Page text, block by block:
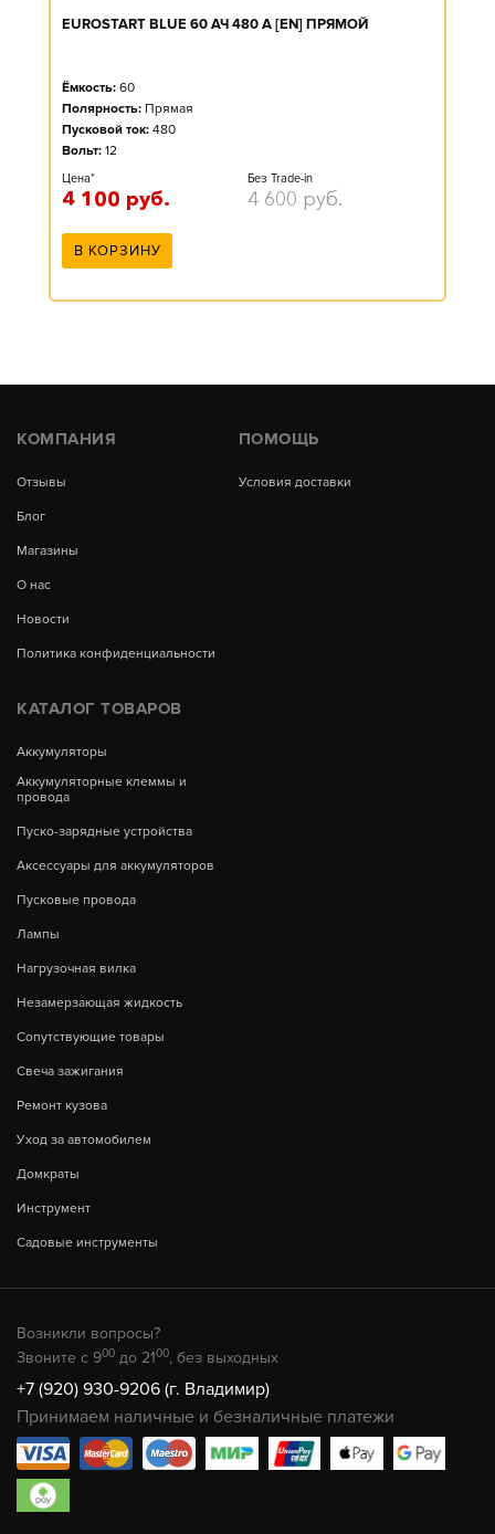
EUROSTART BLUE 60 АЧ 480 А [EN] ПРЯМОЙ
Ёмкость: 60
Полярность: Прямая
Пусковой ток: 480
Вольт: 12
Цена*
4 100 руб.
Без Trade-in
4 600 руб.
В КОРЗИНУ
КОМПАНИЯ
Отзывы
Блог
Магазины
О нас
Новости
Политика конфиденциальности
ПОМОЩЬ
Условия доставки
КАТАЛОГ ТОВАРОВ
Аккумуляторы
Аккумуляторные клеммы и
провода
Пуско-зарядные устройства
Аксессуары для аккумуляторов
Пусковые провода
Лампы
Нагрузочная вилка
Незамерзающая жидкость
Сопутствующие товары
Свеча зажигания
Ремонт кузова
Уход за автомобилем
Домкраты
Инструмент
Садовые инструменты
Возникли вопросы?
Звоните с 900 до 2100, без выходных
+7 (920) 930-9206 (г. Владимир)
Принимаем наличные и безналичные платежи